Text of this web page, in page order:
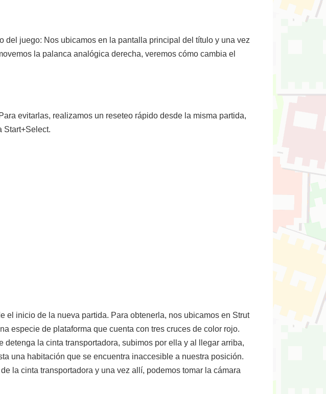
del juego: Nos ubicamos en la pantalla principal del título y una vez
la palanca analógica derecha, veremos cómo cambia el
evitarlas, realizamos un reseteo rápido desde la misma partida,
Start+Select.
inicio de la nueva partida. Para obtenerla, nos ubicamos en Strut
especie de plataforma que cuenta con tres cruces de color rojo.
la cinta transportadora, subimos por ella y al llegar arriba,
una habitación que se encuentra inaccesible a nuestra posición.
la cinta transportadora y una vez allí, podemos tomar la cámara